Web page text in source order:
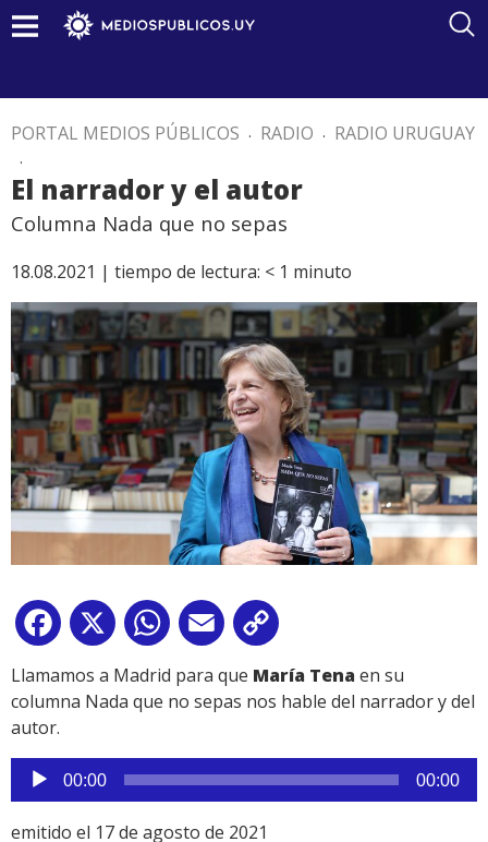
PORTAL MEDIOS PÚBLICOS . RADIO . RADIO URUGUAY
.
El narrador y el autor
Columna Nada que no sepas
18.08.2021 | tiempo de lectura: < 1 minuto
Facebook
X WhatsApp
Email
Link
Llamamos a Madrid para que María Tena en su
columna Nada que no sepas nos hable del narrador y del
autor.
Reproductor
de
audio
00:00 00:00
emitido el 17 de agosto de 2021